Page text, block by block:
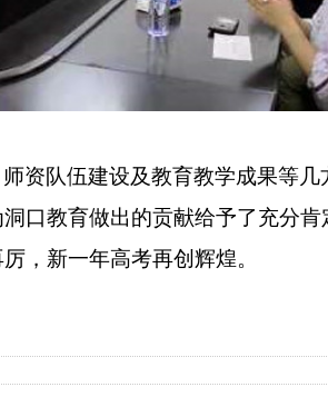
资队伍建设及教育教学成果等
口教育做出的贡献给予了充分
，新一年高考再创辉煌。